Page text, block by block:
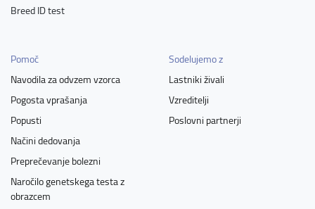
Breed ID test
Pomoč
Navodila za odvzem vzorca
Pogosta vprašanja
Popusti
Načini dedovanja
Preprečevanje bolezni
Naročilo genetskega testa z
obrazcem
Sodelujemo z
Lastniki živali
Vzreditelji
Poslovni partnerji